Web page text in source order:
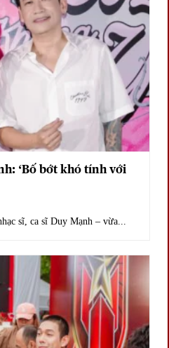
‘Bố bớt khó tính với
sĩ, ca sĩ Duy Mạnh – vừa...